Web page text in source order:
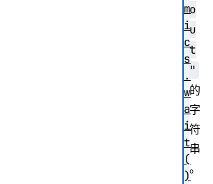
o
u
t
"
的
字
符
串
。
m
i
c
s
.
w
a
i
t
(
)